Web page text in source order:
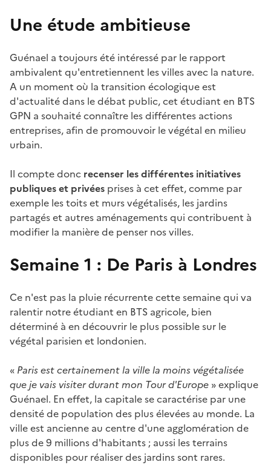
Une étude ambitieuse
Guénael a toujours été intéressé par le rapport
ambivalent qu'entretiennent les villes avec la nature.
A un moment où la transition écologique est
d'actualité dans le débat public, cet étudiant en BTS
GPN a souhaité connaître les différentes actions
entreprises, afin de promouvoir le végétal en milieu
urbain.
Il compte donc recenser les différentes initiatives
publiques et privées prises à cet effet, comme par
exemple les toits et murs végétalisés, les jardins
partagés et autres aménagements qui contribuent à
modifier la manière de penser nos villes.
Semaine 1 : De Paris à Londres
Ce n'est pas la pluie récurrente cette semaine qui va
ralentir notre étudiant en BTS agricole, bien
déterminé à en découvrir le plus possible sur le
végétal parisien et londonien.
« Paris est certainement la ville la moins végétalisée
que je vais visiter durant mon Tour d'Europe » explique
Guénael. En effet, la capitale se caractérise par une
densité de population des plus élevées au monde. La
ville est ancienne au centre d'une agglomération de
plus de 9 millions d'habitants ; aussi les terrains
disponibles pour réaliser des jardins sont rares.